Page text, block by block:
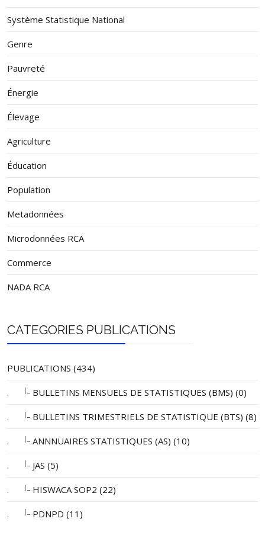
Système Statistique National
Genre
Pauvreté
Énergie
Élevage
Agriculture
Éducation
Population
Metadonnées
Microdonnées RCA
Commerce
NADA RCA
CATEGORIES PUBLICATIONS
PUBLICATIONS (434)
. |_ BULLETINS MENSUELS DE STATISTIQUES (BMS) (0)
. |_ BULLETINS TRIMESTRIELS DE STATISTIQUE (BTS) (8)
. |_ ANNNUAIRES STATISTIQUES (AS) (10)
. |_ JAS (5)
. |_ HISWACA SOP2 (22)
. |_ PDNPD (11)